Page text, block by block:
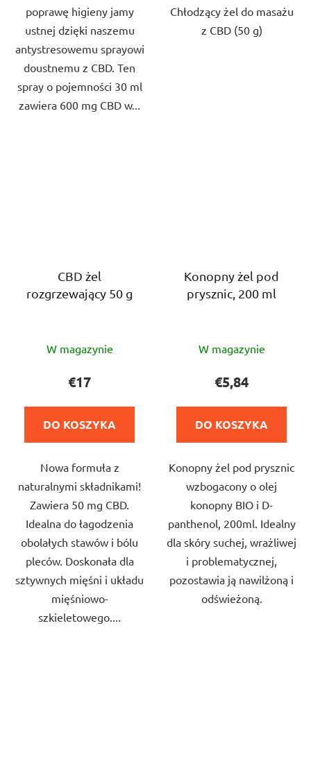
poprawę higieny jamy
ustnej dzięki naszemu
antystresowemu sprayowi
doustnemu z CBD. Ten
spray o pojemności 30 ml
zawiera 600 mg CBD w...
Chłodzący żel do masażu
z CBD (50 g)
CBD żel
rozgrzewający 50 g
ocena
produktu
na
gwiazdek.
W magazynie
€17
DO KOSZYKA
Nowa formuła z
naturalnymi składnikami!
Zawiera 50 mg CBD.
Idealna do łagodzenia
obolałych stawów i bólu
pleców. Doskonała dla
sztywnych mięśni i układu
mięśniowo-
szkieletowego....
Konopny żel pod
prysznic, 200 ml
ocena
produktu
wynosi
na
gwiazdek.
W magazynie
€5,84
DO KOSZYKA
Konopny żel pod prysznic
wzbogacony o olej
konopny BIO i D-
panthenol, 200ml. Idealny
dla skóry suchej, wrażliwej
i problematycznej,
pozostawia ją nawilżoną i
odświeżoną.